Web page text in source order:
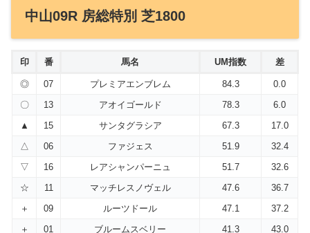
中山09R 房総特別 芝1800
印 番 馬名 UM指数 差
◎ 07 プレミアエンブレム 84.3
0.0
〇
13 アオイゴールド 78.3
6.0
▲
15 サンタグラシア 67.3
17.0
△
06 ファジェス 51.9
32.4
▽
16 レアシャンパーニュ 51.7
32.6
☆
11 マッチレスノヴェル 47.6
36.7
＋
09 ルーツドール 47.1
37.2
＋
01 ブルームスベリー 41.3 43.0